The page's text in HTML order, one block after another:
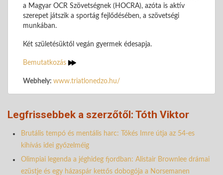
a Magyar OCR Szövetségnek (HOCRA), azóta is aktív
szerepet játszik a sportág fejlődésében, a szövetségi
munkában.
Két születésüktől vegán gyermek édesapja.
Bemutatkozás
Webhely: www.triatlonedzo.hu/
Legfrissebbek a szerzőtől: Tóth Viktor
Brutális tempó és mentális harc: Tőkés Imre útja az 54-es
kihívás idei győzelméig
Olimpiai legenda a jéghideg fjordban: Alistair Brownlee drámai
ezüstje és egy házaspár kettős dobogója a Norsemanen